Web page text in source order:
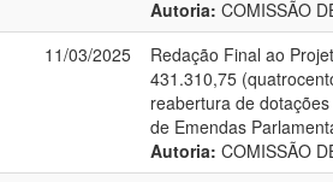
Autoria: COMISSÃO
11/03/2025
Redação Final ao
431.310,75
reabertura de
de Emendas
Autoria: COMISSÃO